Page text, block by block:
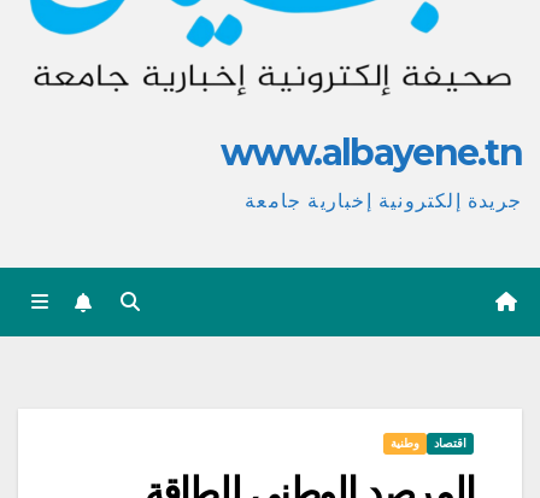
www.albayene.tn
جريدة إلكترونية إخبارية جامعة
اقتصاد وطنية